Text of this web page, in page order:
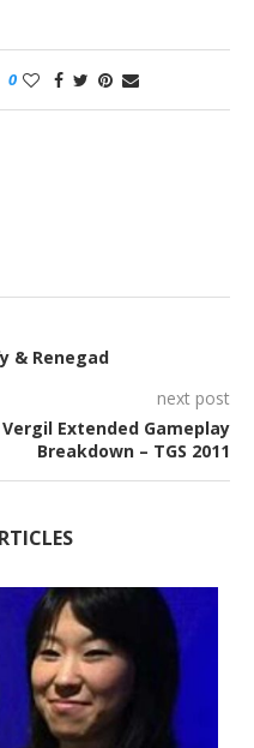
0
& Renegad
next post
Vergil Extended Gameplay
Breakdown – TGS 2011